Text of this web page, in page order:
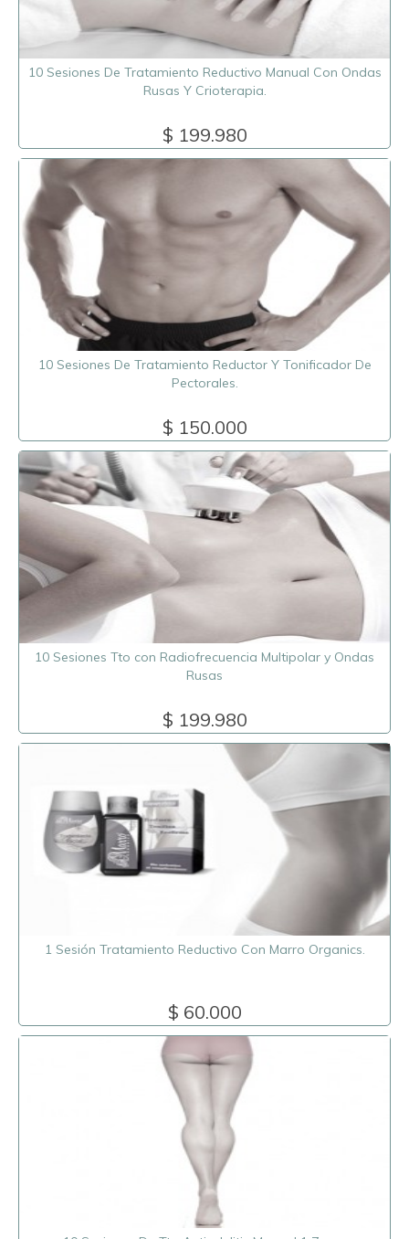
10 Sesiones De Tratamiento Reductivo Manual Con Ondas
Rusas Y Crioterapia.
$ 199.980
10 Sesiones De Tratamiento Reductor Y Tonificador De
Pectorales.
$ 150.000
10 Sesiones Tto con Radiofrecuencia Multipolar y Ondas
Rusas
$ 199.980
1 Sesión Tratamiento Reductivo Con Marro Organics.
$ 60.000